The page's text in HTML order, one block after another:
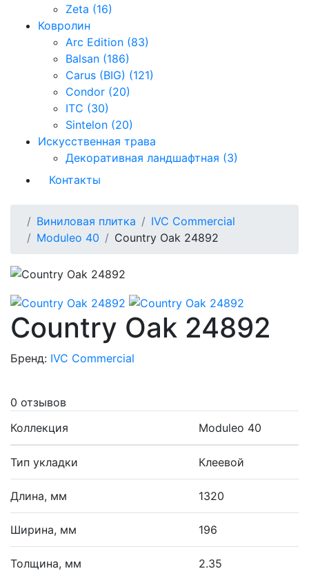
Zeta (16)
Ковролин
Arc Edition (83)
Balsan (186)
Carus (BIG) (121)
Condor (20)
ITC (30)
Sintelon (20)
Искусственная трава
Декоративная ландшафтная (3)
Контакты
Виниловая плитка
IVC Commercial
Moduleo 40
Country Oak 24892
Country Oak 24892
Бренд: IVC Commercial
0 отзывов
Коллекция
Moduleo 40
Тип укладки Клеевой
Длина, мм 1320
Ширина, мм 196
Толщина, мм 2.35